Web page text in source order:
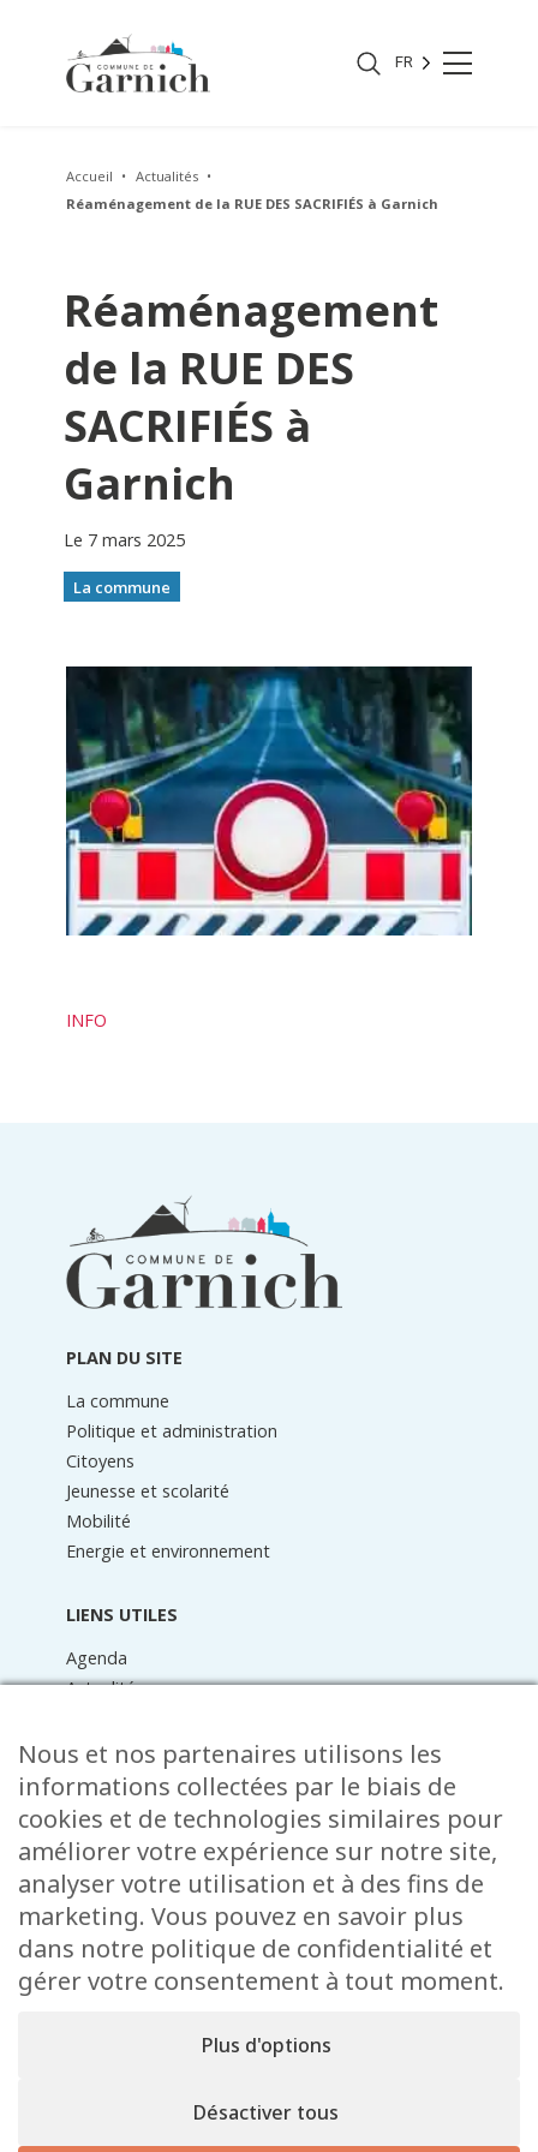
FR
Accueil
Actualités
Réaménagement de la RUE DES SACRIFIÉS à Garnich
Réaménagement
de la RUE DES
SACRIFIÉS à
Garnich
Le 7 mars 2025
La commune
INFO
Informations
PLAN DU SITE
La commune
Politique et administration
Citoyens
Jeunesse et scolarité
Mobilité
Energie et environnement
LIENS UTILES
Agenda
Actualités
Raider online
Formulaires
Faq
Contact
CONTACT
15 Rue de l’École
L-8353 Garnich
38 00 19 1
Mentions
Nous et nos partenaires utilisons les
informations collectées par le biais de
cookies et de technologies similaires pour
améliorer votre expérience sur notre site,
analyser votre utilisation et à des fins de
marketing. Vous pouvez en savoir plus
dans notre politique de confidentialité et
gérer votre consentement à tout moment.
Plus d'options
Désactiver tous